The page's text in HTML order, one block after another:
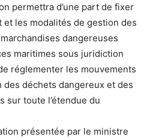
permettra d’une part de fixer
les modalités de gestion des
dangereuses
maritimes sous juridiction
réglementer les mouvements
déchets dangereux et des
sur toute l’étendue du
présentée par le ministre